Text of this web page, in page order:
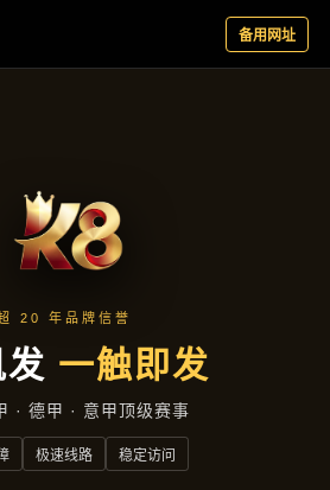
公司新闻
首页 公司新闻